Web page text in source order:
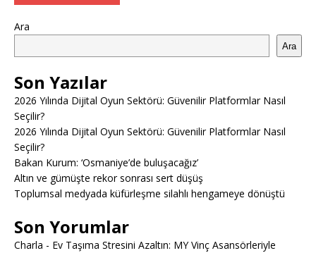
Ara
Ara
Son Yazılar
2026 Yılında Dijital Oyun Sektörü: Güvenilir Platformlar Nasıl
Seçilir?
2026 Yılında Dijital Oyun Sektörü: Güvenilir Platformlar Nasıl
Seçilir?
Bakan Kurum: ‘Osmaniye’de buluşacağız’
Altın ve gümüşte rekor sonrası sert düşüş
Toplumsal medyada küfürleşme silahlı hengameye dönüştü
Son Yorumlar
Charla - Ev Taşıma Stresini Azaltın: MY Vinç Asansörleriyle